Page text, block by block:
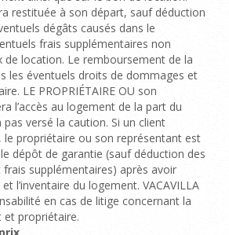
restituée à son départ, sauf déduction
dégâts causés dans le
frais supplémentaires non
de location. Le remboursement de la
les éventuels droits de dommages et
LE PROPRIÉTAIRE OU son
l’accès au logement de la part du
versé la caution. Si un client
le propriétaire ou son représentant est
dépôt de garantie (sauf déduction des
supplémentaires) après avoir
l’inventaire du logement. VACAVILLA
en cas de litige concernant la
et propriétaire.